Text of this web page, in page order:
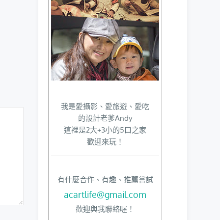
我是愛攝影、愛旅遊、愛吃
的設計老爹Andy
這裡是2大+3小的5口之家
歡迎來玩！
有什麼合作、有趣、推薦嘗試
acartlife@gmail.com
歡迎與我聯絡喔！